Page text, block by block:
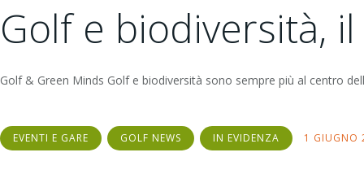
Golf e biodiversità,
Golf & Green Minds Golf e biodiversità sono
EVENTI E GARE GOLF NEWS IN EVIDENZA 1 GIUGNO